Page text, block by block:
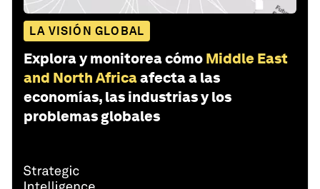
LA VISIÓN GLOBAL
Explora y monitorea cómo Middle East
and North Africaafecta a las
economías, las industrias y los
problemas globales